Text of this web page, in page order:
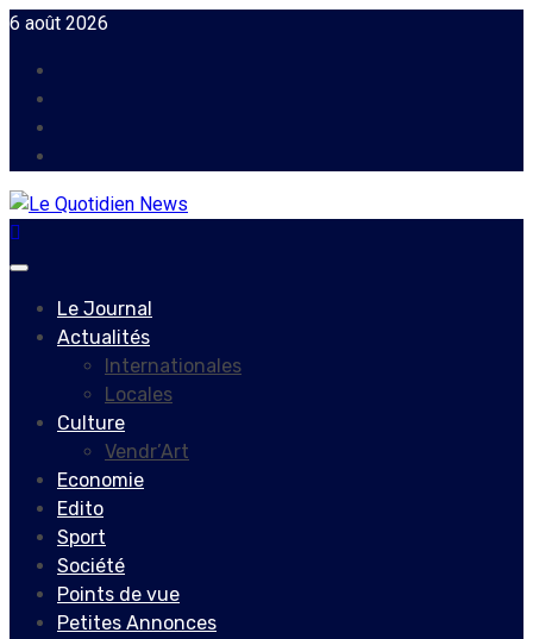
Skip
content
6 août 2026
Primary
Le Journal
Actualités
Internationales
Locales
Culture
Vendr’Art
Economie
Edito
Sport
Société
Points de vue
Petites Annonces